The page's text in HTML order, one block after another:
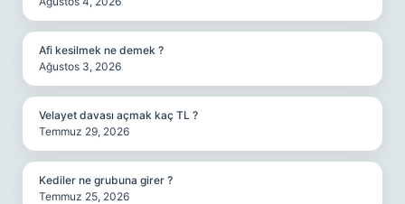
Afi kesilmek ne demek ?
Ağustos 3, 2026
Velayet davası açmak kaç TL ?
Temmuz 29, 2026
Kediler ne grubuna girer ?
Temmuz 25, 2026